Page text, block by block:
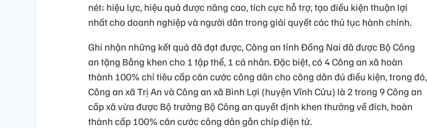
nét; hiệu lực, hiệu quả được nâng cao, tích cực hỗ trợ, tạo điều kiện thuận lợi
nhất cho doanh nghiệp và người dân trong giải quyết các thủ tục hành chính.
Ghi nhận những kết quả đã đạt được, Công an tỉnh Đồng Nai đã được Bộ Công
an tặng Bằng khen cho 1 tập thể, 1 cá nhân. Đặc biệt, có 4 Công an xã hoàn
thành 100% chỉ tiêu cấp căn cước công dân cho công dân đủ điều kiện, trong đó,
Công an xã Trị An và Công an xã Bình Lợi (huyện Vĩnh Cửu) là 2 trong 9 Công an
cấp xã vừa được Bộ trưởng Bộ Công an quyết định khen thưởng về đích, hoàn
thành cấp 100% căn cước công dân gắn chíp điện tử.